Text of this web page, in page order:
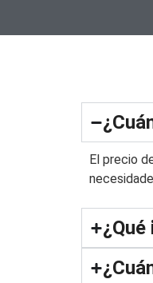
El precio